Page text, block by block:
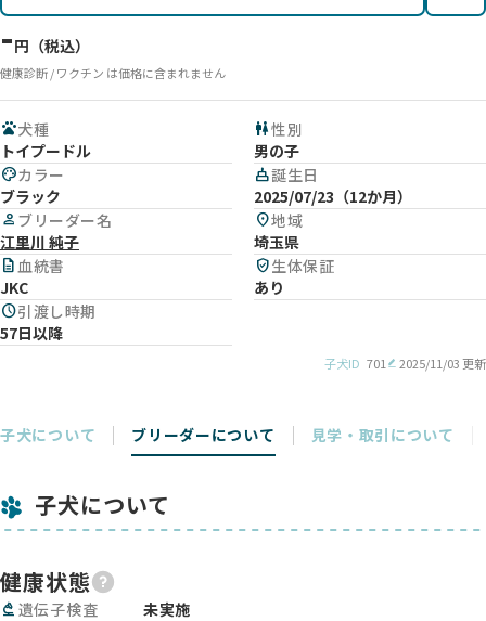
-円（税込）
健康診断 / ワクチン は価格に含まれません
pets犬種
トイプードル
wc性別
男の子
paletteカラー
ブラック
cake誕生日
2025/07/23（12か月）
person ブリーダー名
江里川 純子
location_on地域
埼玉県
description血統書
JKC
verified_user生体保証
あり
schedule引渡し時期
57日以降
子犬ID 701 2025/11/03 更新
子犬について ブリーダーについて 見学・取引について
子犬について
健康状態
biotech 遺伝子検査
未実施